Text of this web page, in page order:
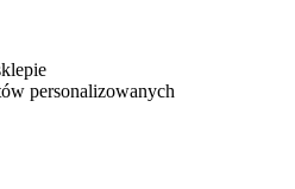
personalizowanych